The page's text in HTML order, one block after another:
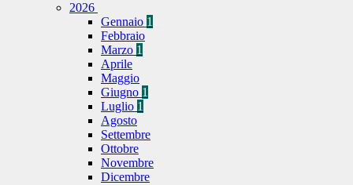
2026
Gennaio 1
Febbraio
Marzo 1
Aprile
Maggio
Giugno 1
Luglio 1
Agosto
Settembre
Ottobre
Novembre
Dicembre